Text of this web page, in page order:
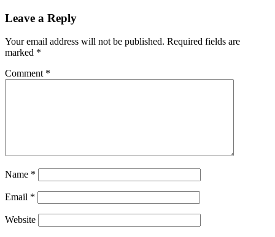
Leave a Reply
Your email address will not be published. Required fields are
marked *
Comment *
Name *
Email *
Website